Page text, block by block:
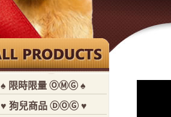
♠ 限時限量 ⓄⓂⒼ ♠
♥ 狗兒商品 ⒹⓄⒼ ♥